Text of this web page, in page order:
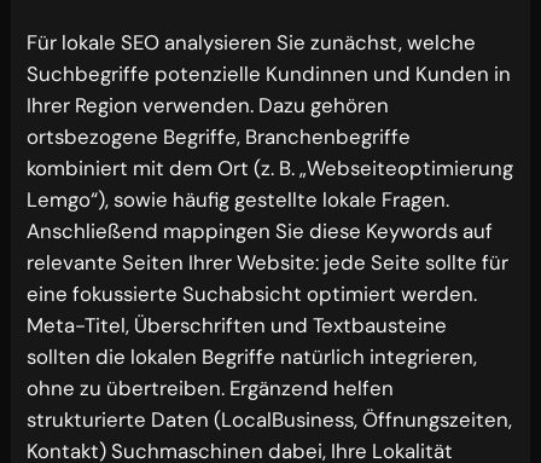
Für lokale SEO analysieren Sie zunächst, welche
Suchbegriffe potenzielle Kundinnen und Kunden in
Ihrer Region verwenden. Dazu gehören
ortsbezogene Begriffe, Branchenbegriffe
kombiniert mit dem Ort (z. B. „Webseiteoptimierung
Lemgo“), sowie häufig gestellte lokale Fragen.
Anschließend mappingen Sie diese Keywords auf
relevante Seiten Ihrer Website: jede Seite sollte für
eine fokussierte Suchabsicht optimiert werden.
Meta-Titel, Überschriften und Textbausteine
sollten die lokalen Begriffe natürlich integrieren,
ohne zu übertreiben. Ergänzend helfen
strukturierte Daten (LocalBusiness, Öffnungszeiten,
Kontakt) Suchmaschinen dabei, Ihre Lokalität